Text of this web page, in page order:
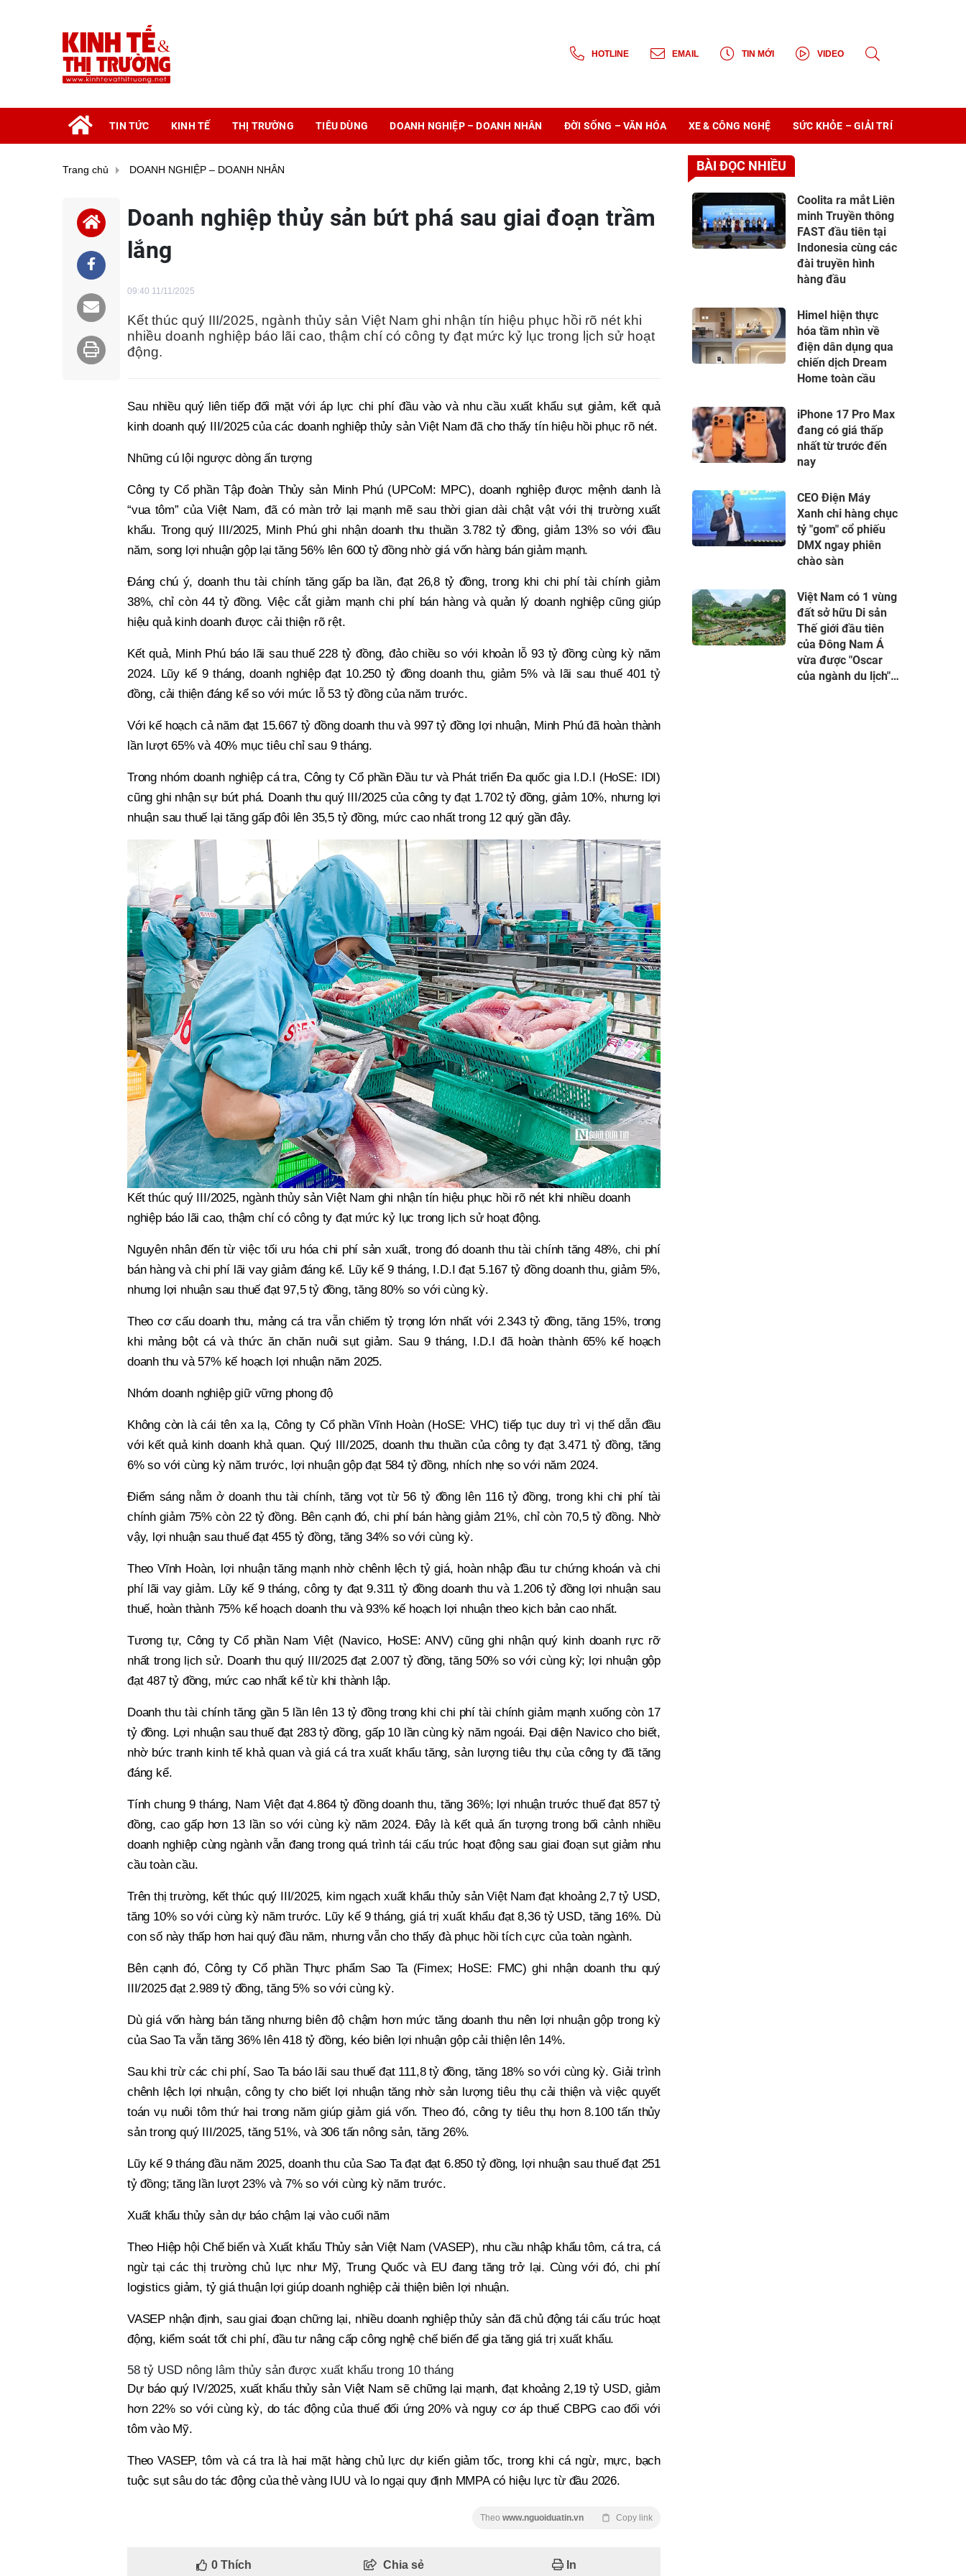
HOTLINE EMAIL TIN MỚI VIDEO
TIN TỨC KINH TẾ THỊ TRƯỜNG TIÊU DÙNG DOANH NGHIỆP – DOANH NHÂN ĐỜI SỐNG – VĂN HÓA XE & CÔNG NGHỆ SỨC KHỎE – GIẢI TRÍ
Trang chủ DOANH NGHIỆP – DOANH NHÂN
Doanh nghiệp thủy sản bứt phá sau giai đoạn trầm
lắng
09:40 11/11/2025
Kết thúc quý III/2025, ngành thủy sản Việt Nam ghi nhận tín hiệu phục hồi rõ nét khi
nhiều doanh nghiệp báo lãi cao, thậm chí có công ty đạt mức kỷ lục trong lịch sử hoạt
động.
Sau nhiều quý liên tiếp đối mặt với áp lực chi phí đầu vào và nhu cầu xuất khẩu sụt giảm, kết quả
kinh doanh quý III/2025 của các doanh nghiệp thủy sản Việt Nam đã cho thấy tín hiệu hồi phục rõ nét.
Những cú lội ngược dòng ấn tượng
Công ty Cổ phần Tập đoàn Thủy sản Minh Phú (UPCoM: MPC), doanh nghiệp được mệnh danh là
“vua tôm” của Việt Nam, đã có màn trở lại mạnh mẽ sau thời gian dài chật vật với thị trường xuất
khẩu. Trong quý III/2025, Minh Phú ghi nhận doanh thu thuần 3.782 tỷ đồng, giảm 13% so với đầu
năm, song lợi nhuận gộp lại tăng 56% lên 600 tỷ đồng nhờ giá vốn hàng bán giảm mạnh.
Đáng chú ý, doanh thu tài chính tăng gấp ba lần, đạt 26,8 tỷ đồng, trong khi chi phí tài chính giảm
38%, chỉ còn 44 tỷ đồng. Việc cắt giảm mạnh chi phí bán hàng và quản lý doanh nghiệp cũng giúp
hiệu quả kinh doanh được cải thiện rõ rệt.
Kết quả, Minh Phú báo lãi sau thuế 228 tỷ đồng, đảo chiều so với khoản lỗ 93 tỷ đồng cùng kỳ năm
2024. Lũy kế 9 tháng, doanh nghiệp đạt 10.250 tỷ đồng doanh thu, giảm 5% và lãi sau thuế 401 tỷ
đồng, cải thiện đáng kể so với mức lỗ 53 tỷ đồng của năm trước.
Với kế hoạch cả năm đạt 15.667 tỷ đồng doanh thu và 997 tỷ đồng lợi nhuận, Minh Phú đã hoàn thành
lần lượt 65% và 40% mục tiêu chỉ sau 9 tháng.
Trong nhóm doanh nghiệp cá tra, Công ty Cổ phần Đầu tư và Phát triển Đa quốc gia I.D.I (HoSE: IDI)
cũng ghi nhận sự bứt phá. Doanh thu quý III/2025 của công ty đạt 1.702 tỷ đồng, giảm 10%, nhưng lợi
nhuận sau thuế lại tăng gấp đôi lên 35,5 tỷ đồng, mức cao nhất trong 12 quý gần đây.
Kết thúc quý III/2025, ngành thủy sản Việt Nam ghi nhận tín hiệu phục hồi rõ nét khi nhiều doanh
nghiệp báo lãi cao, thậm chí có công ty đạt mức kỷ lục trong lịch sử hoạt động.
Nguyên nhân đến từ việc tối ưu hóa chi phí sản xuất, trong đó doanh thu tài chính tăng 48%, chi phí
bán hàng và chi phí lãi vay giảm đáng kể. Lũy kế 9 tháng, I.D.I đạt 5.167 tỷ đồng doanh thu, giảm 5%,
nhưng lợi nhuận sau thuế đạt 97,5 tỷ đồng, tăng 80% so với cùng kỳ.
Theo cơ cấu doanh thu, mảng cá tra vẫn chiếm tỷ trọng lớn nhất với 2.343 tỷ đồng, tăng 15%, trong
khi mảng bột cá và thức ăn chăn nuôi sụt giảm. Sau 9 tháng, I.D.I đã hoàn thành 65% kế hoạch
doanh thu và 57% kế hoạch lợi nhuận năm 2025.
Nhóm doanh nghiệp giữ vững phong độ
Không còn là cái tên xa lạ, Công ty Cổ phần Vĩnh Hoàn (HoSE: VHC) tiếp tục duy trì vị thế dẫn đầu
với kết quả kinh doanh khả quan. Quý III/2025, doanh thu thuần của công ty đạt 3.471 tỷ đồng, tăng
6% so với cùng kỳ năm trước, lợi nhuận gộp đạt 584 tỷ đồng, nhích nhẹ so với năm 2024.
Điểm sáng nằm ở doanh thu tài chính, tăng vọt từ 56 tỷ đồng lên 116 tỷ đồng, trong khi chi phí tài
chính giảm 75% còn 22 tỷ đồng. Bên cạnh đó, chi phí bán hàng giảm 21%, chỉ còn 70,5 tỷ đồng. Nhờ
vậy, lợi nhuận sau thuế đạt 455 tỷ đồng, tăng 34% so với cùng kỳ.
Theo Vĩnh Hoàn, lợi nhuận tăng mạnh nhờ chênh lệch tỷ giá, hoàn nhập đầu tư chứng khoán và chi
phí lãi vay giảm. Lũy kế 9 tháng, công ty đạt 9.311 tỷ đồng doanh thu và 1.206 tỷ đồng lợi nhuận sau
thuế, hoàn thành 75% kế hoạch doanh thu và 93% kế hoạch lợi nhuận theo kịch bản cao nhất.
Tương tự, Công ty Cổ phần Nam Việt (Navico, HoSE: ANV) cũng ghi nhận quý kinh doanh rực rỡ
nhất trong lịch sử. Doanh thu quý III/2025 đạt 2.007 tỷ đồng, tăng 50% so với cùng kỳ; lợi nhuận gộp
đạt 487 tỷ đồng, mức cao nhất kể từ khi thành lập.
Doanh thu tài chính tăng gần 5 lần lên 13 tỷ đồng trong khi chi phí tài chính giảm mạnh xuống còn 17
tỷ đồng. Lợi nhuận sau thuế đạt 283 tỷ đồng, gấp 10 lần cùng kỳ năm ngoái. Đại diện Navico cho biết,
nhờ bức tranh kinh tế khả quan và giá cá tra xuất khẩu tăng, sản lượng tiêu thụ của công ty đã tăng
đáng kể.
Tính chung 9 tháng, Nam Việt đạt 4.864 tỷ đồng doanh thu, tăng 36%; lợi nhuận trước thuế đạt 857 tỷ
đồng, cao gấp hơn 13 lần so với cùng kỳ năm 2024. Đây là kết quả ấn tượng trong bối cảnh nhiều
doanh nghiệp cùng ngành vẫn đang trong quá trình tái cấu trúc hoạt động sau giai đoạn sụt giảm nhu
cầu toàn cầu.
Trên thị trường, kết thúc quý III/2025, kim ngạch xuất khẩu thủy sản Việt Nam đạt khoảng 2,7 tỷ USD,
tăng 10% so với cùng kỳ năm trước. Lũy kế 9 tháng, giá trị xuất khẩu đạt 8,36 tỷ USD, tăng 16%. Dù
con số này thấp hơn hai quý đầu năm, nhưng vẫn cho thấy đà phục hồi tích cực của toàn ngành.
Bên cạnh đó, Công ty Cổ phần Thực phẩm Sao Ta (Fimex; HoSE: FMC) ghi nhận doanh thu quý
III/2025 đạt 2.989 tỷ đồng, tăng 5% so với cùng kỳ.
Dù giá vốn hàng bán tăng nhưng biên độ chậm hơn mức tăng doanh thu nên lợi nhuận gộp trong kỳ
của Sao Ta vẫn tăng 36% lên 418 tỷ đồng, kéo biên lợi nhuận gộp cải thiện lên 14%.
Sau khi trừ các chi phí, Sao Ta báo lãi sau thuế đạt 111,8 tỷ đồng, tăng 18% so với cùng kỳ. Giải trình
chênh lệch lợi nhuận, công ty cho biết lợi nhuận tăng nhờ sản lượng tiêu thụ cải thiện và việc quyết
toán vụ nuôi tôm thứ hai trong năm giúp giảm giá vốn. Theo đó, công ty tiêu thụ hơn 8.100 tấn thủy
sản trong quý III/2025, tăng 51%, và 306 tấn nông sản, tăng 26%.
Lũy kế 9 tháng đầu năm 2025, doanh thu của Sao Ta đạt đạt 6.850 tỷ đồng, lợi nhuận sau thuế đạt 251
tỷ đồng; tăng lần lượt 23% và 7% so với cùng kỳ năm trước.
Xuất khẩu thủy sản dự báo chậm lại vào cuối năm
Theo Hiệp hội Chế biến và Xuất khẩu Thủy sản Việt Nam (VASEP), nhu cầu nhập khẩu tôm, cá tra, cá
ngừ tại các thị trường chủ lực như Mỹ, Trung Quốc và EU đang tăng trở lại. Cùng với đó, chi phí
logistics giảm, tỷ giá thuận lợi giúp doanh nghiệp cải thiện biên lợi nhuận.
VASEP nhận định, sau giai đoạn chững lại, nhiều doanh nghiệp thủy sản đã chủ động tái cấu trúc hoạt
động, kiểm soát tốt chi phí, đầu tư nâng cấp công nghệ chế biến để gia tăng giá trị xuất khẩu.
58 tỷ USD nông lâm thủy sản được xuất khẩu trong 10 tháng
Dự báo quý IV/2025, xuất khẩu thủy sản Việt Nam sẽ chững lại mạnh, đạt khoảng 2,19 tỷ USD, giảm
hơn 22% so với cùng kỳ, do tác động của thuế đối ứng 20% và nguy cơ áp thuế CBPG cao đối với
tôm vào Mỹ.
Theo VASEP, tôm và cá tra là hai mặt hàng chủ lực dự kiến giảm tốc, trong khi cá ngừ, mực, bạch
tuộc sụt sâu do tác động của thẻ vàng IUU và lo ngại quy định MMPA có hiệu lực từ đầu 2026.
Theo www.nguoiduatin.vn Copy link
0Thích Chia sẻ In
BÀI ĐỌC NHIỀU
Coolita ra mắt Liên
minh Truyền thông
FAST đầu tiên tại
Indonesia cùng các
đài truyền hình
hàng đầu
Himel hiện thực
hóa tầm nhìn về
điện dân dụng qua
chiến dịch Dream
Home toàn cầu
iPhone 17 Pro Max
đang có giá thấp
nhất từ trước đến
nay
CEO Điện Máy
Xanh chi hàng chục
tỷ "gom" cổ phiếu
DMX ngay phiên
chào sàn
Việt Nam có 1 vùng
đất sở hữu Di sản
Thế giới đầu tiên
của Đông Nam Á
vừa được "Oscar
của ngành du lịch"